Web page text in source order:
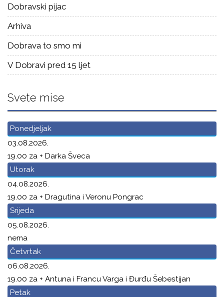
Dobravski pijac
Arhiva
Dobrava to smo mi
V Dobravi pred 15 ljet
Svete mise
Ponedjeljak
03.08.2026.
19.00 za + Darka Šveca
Utorak
04.08.2026.
19.00 za + Dragutina i Veronu Pongrac
Srijeda
05.08.2026.
nema
Četvrtak
06.08.2026.
19.00 za + Antuna i Francu Varga i Đurđu Šebestijan
Petak